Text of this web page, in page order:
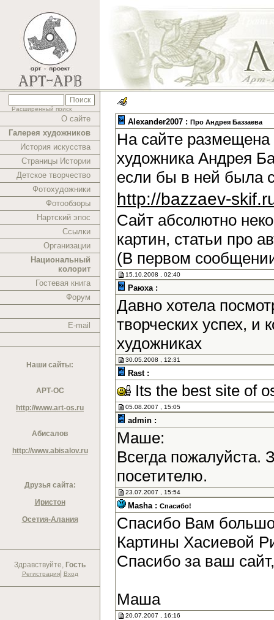
Расширенный поиск
О сайте
Галерея художников
История искусства
Страницы Истории
Детское творчество
Фотохудожники
Фотообзоры
Нартский эпос
Ссылки
Организации
Национальный
колорит
Гостевая книга
Форум
E-mail
Наши сайты:
АРТ-ОС
http://www.art-os.ru
Абисалов
http://www.abisalov.ru
Друзья сайта:
Иристон
Осетия-Алания
Здравствуйте, Гость
Регистрация| Вход
Alexander2007 : Про Андрея Баззаева
На сайте размещена
художника Андрея
если бы в ней была
http://bazzaev-
Сайт абсолютно
картин, статьи про
(В первом
15.10.2008 , 02:40
Раюха :
Давно хотела
творческих успех,
художниках
30.05.2008 , 12:31
Rast :
Its the best site of
05.08.2007 , 15:05
admin :
Маше:
Всегда
посетителю.
23.07.2007 , 15:54
Masha : Спасибо!
Спасибо Вам
Картины Хасиевой
Спасибо за ваш
Маша
20.07.2007 , 16:16